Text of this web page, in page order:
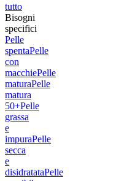
tutto
Bisogni
specifici
Pelle
spentaPelle
con
macchiePelle
maturaPelle
matura
50+Pelle
grassa
e
impuraPelle
secca
e
disidratataPelle